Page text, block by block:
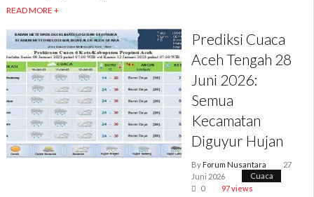
READ MORE +
Prediksi Cuaca
Aceh Tengah 28
Juni 2026:
Semua
Kecamatan
Diguyur Hujan
ByForum Nusantara
27
Juni 2026
Cuaca
0
97 views